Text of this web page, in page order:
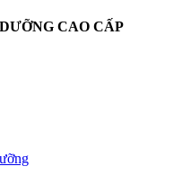
CAO CẤP